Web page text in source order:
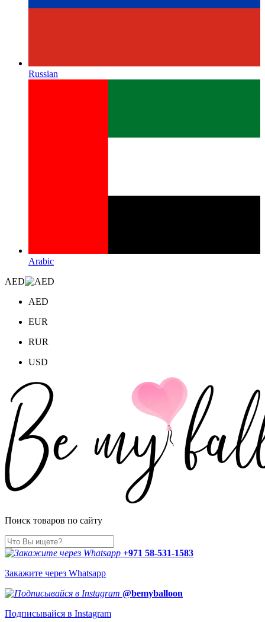
Russian
Arabic
AED
AED
EUR
RUR
USD
Поиск товаров по сайту
+971 58-531-1583
Закажите через Whatsapp
@bemyballoon
Подписывайся в Instagram